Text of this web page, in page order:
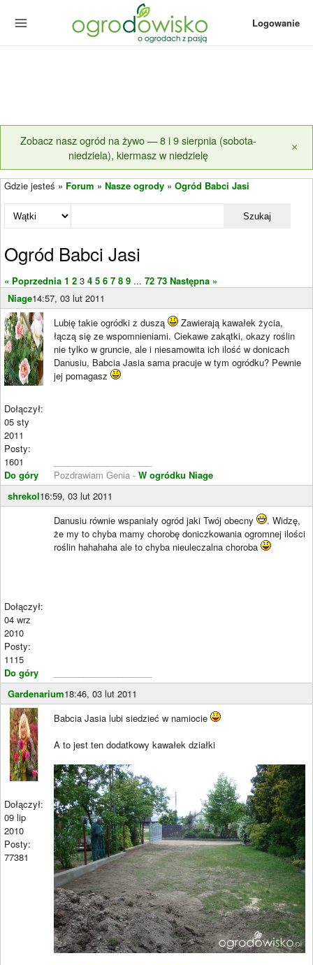
Logowanie
Zobacz nasz ogród na żywo — 8 i 9 sierpnia (sobota-
niedziela), kiermasz w niedzielę
×
Gdzie jesteś » Forum » Nasze ogrody » Ogród Babci Jasi
Szukaj
Ogród Babci Jasi
« Poprzednia 1 2 3 4 5 6 7 8 9 ... 72 73 Następna »
Niage14:57, 03 lut 2011
Dołączył:
05 sty
2011
Posty:
1601
Do góry
Lubię takie ogródki z duszą
Zawierają kawałek życia,
łączą się ze wspomnieniami. Ciekawe zakątki, okazy roślin
nie tylko w gruncie, ale i niesamowita ich ilość w donicach
Danusiu, Babcia Jasia sama pracuje w tym ogródku? Pewnie
jej pomagasz
Pozdrawiam Genia - W ogródku Niage
shrekol16:59, 03 lut 2011
Dołączył:
04 wrz
2010
Posty:
1115
Do góry
Danusiu równie wspaniały ogród jaki Twój obecny
. Widzę,
że my to chyba mamy chorobę doniczkowania ogromnej ilości
roślin hahahaha ale to chyba nieuleczalna choroba
Gardenarium18:46, 03 lut 2011
Dołączył:
09 lip
2010
Posty:
77381
Babcia Jasia lubi siedzieć w namiocie
A to jest ten dodatkowy kawałek działki